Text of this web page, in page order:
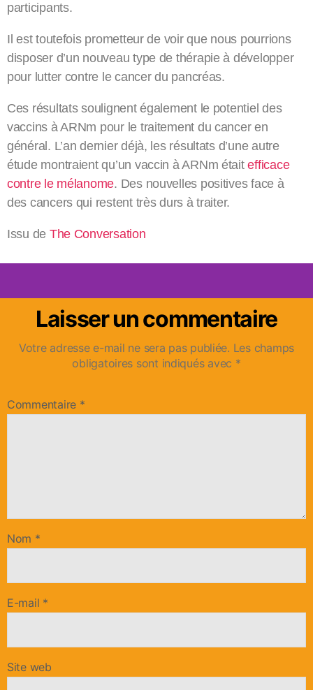
participants.
Il est toutefois prometteur de voir que nous pourrions
disposer d’un nouveau type de thérapie à développer
pour lutter contre le cancer du pancréas.
Ces résultats soulignent également le potentiel des
vaccins à ARNm pour le traitement du cancer en
général. L’an dernier déjà, les résultats d’une autre
étude montraient qu’un vaccin à ARNm étaitefficace
contre le mélanome. Des nouvelles positives face à
des cancers qui restent très durs à traiter.
Issu de The Conversation
Laisser un commentaire
Votre adresse e-mail ne sera pas publiée. Les champs
obligatoires sont indiqués avec *
Commentaire *
Nom *
E-mail *
Site web